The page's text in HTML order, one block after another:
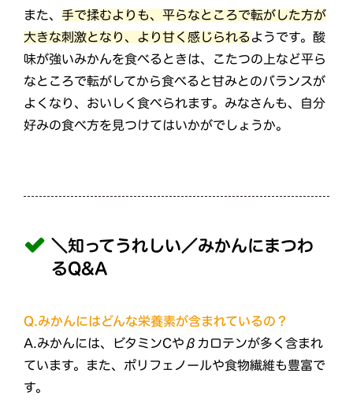
また、 手で揉むよりも、平らなところで転がした方が
大きな刺激となり、より甘く感じられるようです。酸
味が強いみかんを食べるときは、こたつの上など平ら
なところで転がしてから食べると甘みとのバランスが
よくなり、おいしく食べられます。みなさんも、自分
好みの食べ方を見つけてはいかがでしょうか。
＼知ってうれしい／みかんにまつわ
るQ&A
Q.みかんにはどんな栄養素が含まれているの？
A.みかんには、ビタミンCやβカロテンが多く含まれ
ています。また、ポリフェノールや食物繊維も豊富で
す。